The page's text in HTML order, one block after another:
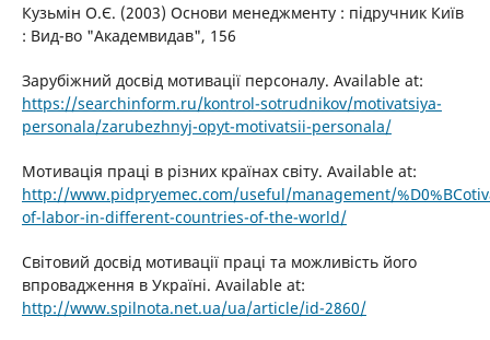
Кузьмін О.Є. (2003) Основи менеджменту : підручник Київ
: Вид-во "Академвидав", 156
Зарубіжний досвід мотивації персоналу. Available at:
https://searchinform.ru/kontrol-sotrudnikov/motivatsiya-
personala/zarubezhnyj-opyt-motivatsii-personala/
Мотивація праці в різних країнах світу. Available at:
http://www.pidpryemec.com/useful/management/
of-labor-in-different-countries-of-the-world/
Світовий досвід мотивації праці та можливість його
впровадження в Україні. Available at:
http://www.spilnota.net.ua/ua/article/id-2860/